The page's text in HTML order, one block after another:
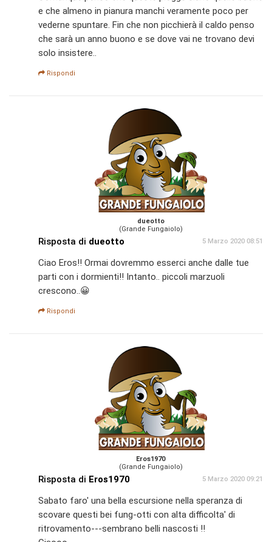
e che almeno in pianura manchi veramente poco per
vederne spuntare. Fin che non picchierà il caldo penso
che sarà un anno buono e se dove vai ne trovano devi
solo insistere..
Rispondi
dueotto
(Grande Fungaiolo)
Risposta di dueotto 5 Marzo 2020 08:51
Ciao Eros!! Ormai dovremmo esserci anche dalle tue
parti con i dormienti!! Intanto.. piccoli marzuoli
crescono..😀
Rispondi
Eros1970
(Grande Fungaiolo)
Risposta di Eros1970 5 Marzo 2020 09:21
Sabato faro' una bella escursione nella speranza di
scovare questi bei fung-otti con alta difficolta' di
ritrovamento---sembrano belli nascosti !!